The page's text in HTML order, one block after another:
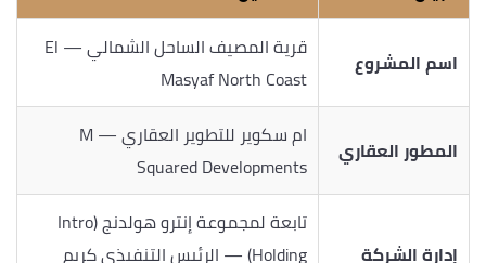
اسم المشروع
قرية المصيف الساحل الشمالي — El
Masyaf North Coast
المطور العقاري
ام سكوير للتطوير العقاري — M
Squared Developments
إدارة الشركة
تابعة لمجموعة إنترو هولدنج (Intro
Holding) — الرئيس التنفيذي كريم